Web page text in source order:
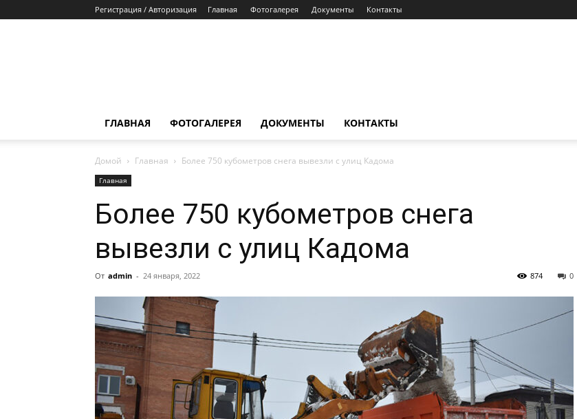
Регистрация / Авторизация Главная Фотогалерея Документы Контакты
ГЛАВНАЯ ФОТОГАЛЕРЕЯ ДОКУМЕНТЫ КОНТАКТЫ
Домой Главная Более 750 кубометров снега вывезли с улиц Кадома
Главная
Более 750 кубометров снега
вывезли с улиц Кадома
От admin - 24 января, 2022 0
874